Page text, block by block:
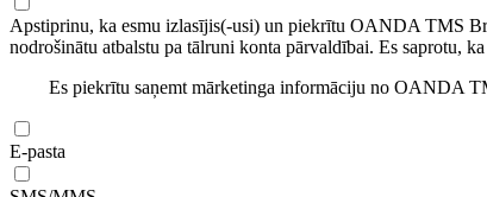
Apstiprinu, ka esmu izlasījis(-usi) un piekrītu OANDA TMS
nodrošinātu atbalstu pa tālruni konta pārvaldībai. Es saprotu,
Es piekrītu saņemt mārketinga informāciju no OANDA
E-pasta